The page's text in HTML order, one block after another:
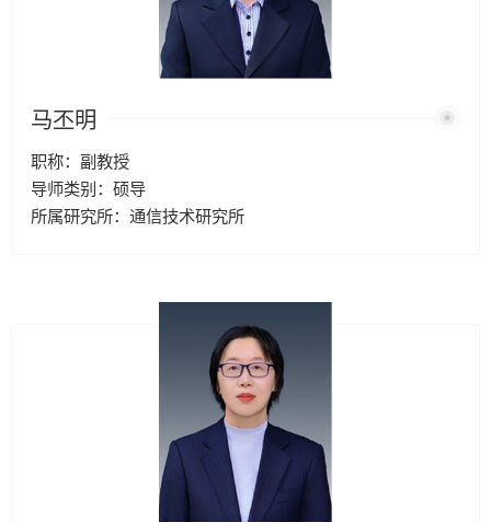
马丕明
职称：副教授
导师类别：硕导
所属研究所：通信技术研究所